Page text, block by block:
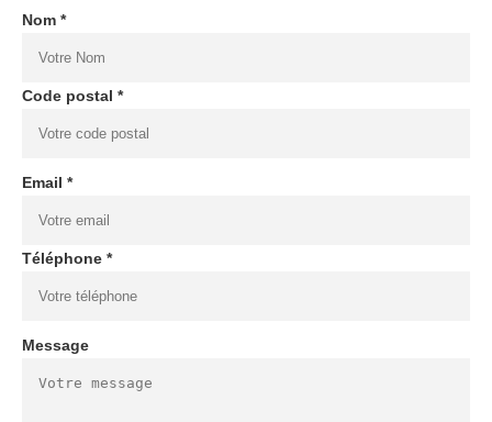
Nom *
Code postal *
Email *
Téléphone *
Message